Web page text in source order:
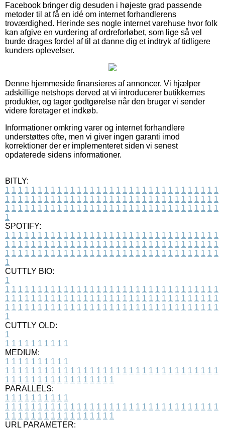
Facebook bringer dig desuden i højeste grad passende
metoder til at få en idé om internet forhandlerens
troværdighed. Herinde ses nogle internet varehuse hvor folk
kan afgive en vurdering af ordreforløbet, som lige så vel
burde drages fordel af til at danne dig et indtryk af tidligere
kunders oplevelser.
Denne hjemmeside finansieres af annoncer. Vi hjælper
adskillige netshops derved at vi introducerer butikkernes
produkter, og tager godtgørelse når den bruger vi sender
videre foretager et indkøb.
Informationer omkring varer og internet forhandlere
understøttes ofte, men vi giver ingen garanti imod
korrektioner der er implementeret siden vi senest
opdaterede sidens informationer.
BITLY:
1 1 1 1 1 1 1 1 1 1 1 1 1 1 1 1 1 1 1 1 1 1 1 1 1 1 1 1 1 1 1 1 1
1 1 1 1 1 1 1 1 1 1 1 1 1 1 1 1 1 1 1 1 1 1 1 1 1 1 1 1 1 1 1 1 1
1 1 1 1 1 1 1 1 1 1 1 1 1 1 1 1 1 1 1 1 1 1 1 1 1 1 1 1 1 1 1 1 1
1
SPOTIFY:
1 1 1 1 1 1 1 1 1 1 1 1 1 1 1 1 1 1 1 1 1 1 1 1 1 1 1 1 1 1 1 1 1
1 1 1 1 1 1 1 1 1 1 1 1 1 1 1 1 1 1 1 1 1 1 1 1 1 1 1 1 1 1 1 1 1
1 1 1 1 1 1 1 1 1 1 1 1 1 1 1 1 1 1 1 1 1 1 1 1 1 1 1 1 1 1 1 1 1
1
CUTTLY BIO:
1
1 1 1 1 1 1 1 1 1 1 1 1 1 1 1 1 1 1 1 1 1 1 1 1 1 1 1 1 1 1 1 1 1
1 1 1 1 1 1 1 1 1 1 1 1 1 1 1 1 1 1 1 1 1 1 1 1 1 1 1 1 1 1 1 1 1
1 1 1 1 1 1 1 1 1 1 1 1 1 1 1 1 1 1 1 1 1 1 1 1 1 1 1 1 1 1 1 1 1
1
CUTTLY OLD:
1
1 1 1 1 1 1 1 1 1 1
MEDIUM:
1 1 1 1 1 1 1 1 1 1
1 1 1 1 1 1 1 1 1 1 1 1 1 1 1 1 1 1 1 1 1 1 1 1 1 1 1 1 1 1 1 1 1
1 1 1 1 1 1 1 1 1 1 1 1 1 1 1 1 1
PARALLELS:
1 1 1 1 1 1 1 1 1 1
1 1 1 1 1 1 1 1 1 1 1 1 1 1 1 1 1 1 1 1 1 1 1 1 1 1 1 1 1 1 1 1 1
1 1 1 1 1 1 1 1 1 1 1 1 1 1 1 1 1
URL PARAMETER: